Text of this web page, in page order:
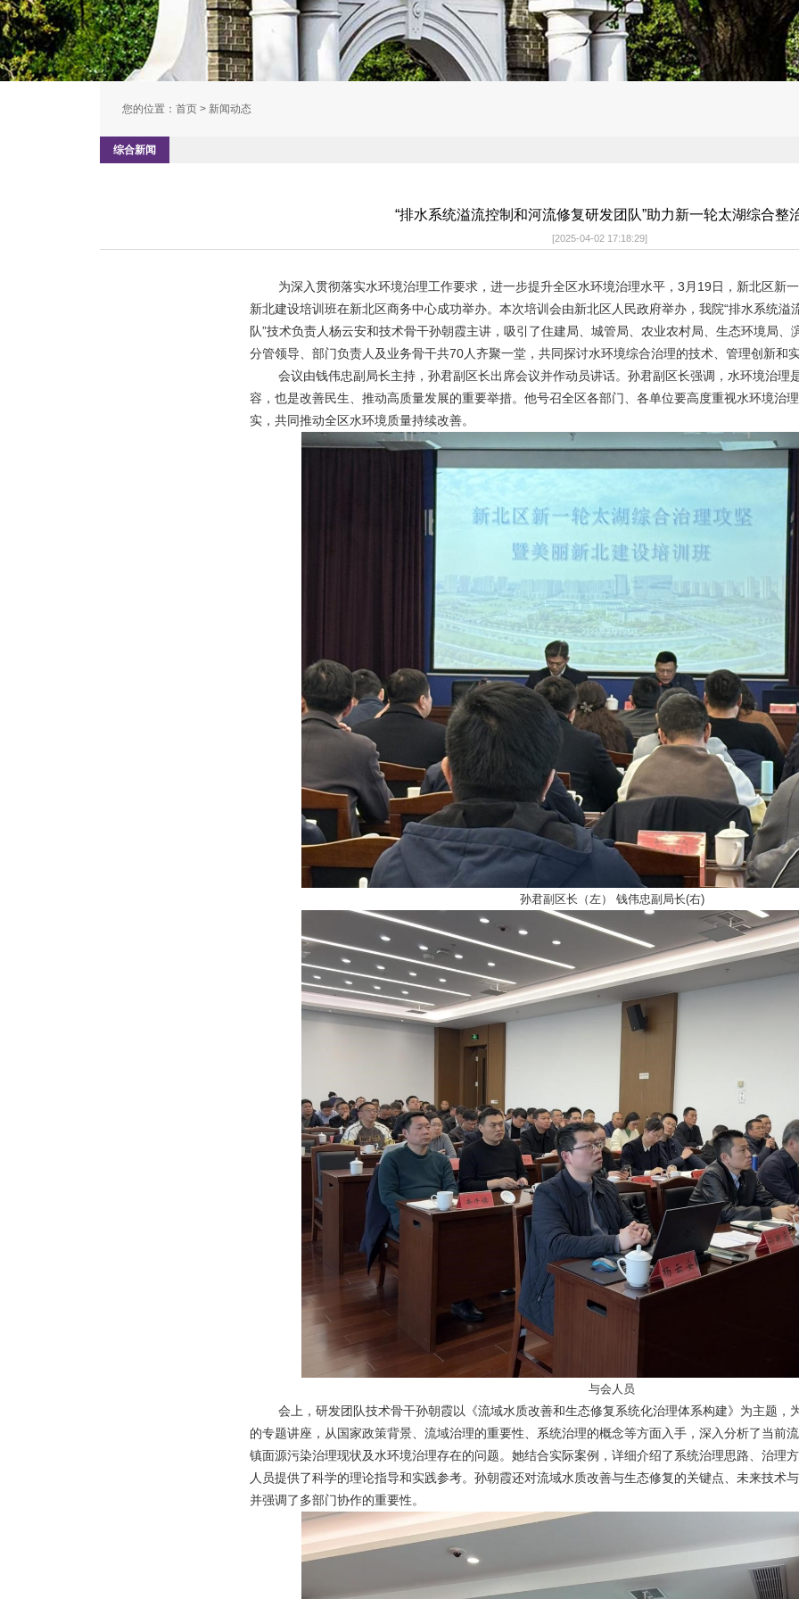
您的位置： 首页 > 新闻动态
综合新闻
“排水系统溢流控制和河流修复研发团队”助力新一轮太湖综合整
[2025-04-02 17:18:29]
为深入贯彻落实水环境治理工作要求，进一步提升全区水环境治理水平， 3月 19日，新北区新
新北建设培训班在新北区商务中心成功举办。本次培训会由新北区人民政府举办，我院“排水系统溢
队”技术负责人杨云安和技术骨干孙朝霞主讲，吸引了住建局、城管局、农业农村局、生态环境局、
分管领导、部门负责人及业务骨干共70人齐聚一堂，共同探讨水环境综合治理的技术、管理创新和
会议由钱伟忠副局长主持，孙君副区长出席会议并作动员讲话。孙君副区长强调，水环境治理
容，也是改善民生、推动高质量发展的重要举措。他号召全区各部门、各单位要高度重视水环境治
实，共同推动全区水环境质量持续改善。
孙君副区长（左） 钱伟忠副局长(右)
与会人员
会上，研发团队技术骨干孙朝霞以《流域水质改善和生态修复系统化治理体系构建》为主题，
的专题讲座，从国家政策背景、流域治理的重要性、系统治理的概念等方面入手，深入分析了当前
镇面源污染治理现状及水环境治理存在的问题。她结合实际案例，详细介绍了系统治理思路、治理
人员提供了科学的理论指导和实践参考。孙朝霞还对流域水质改善与生态修复的关键点、未来技术
并强调了多部门协作的重要性。